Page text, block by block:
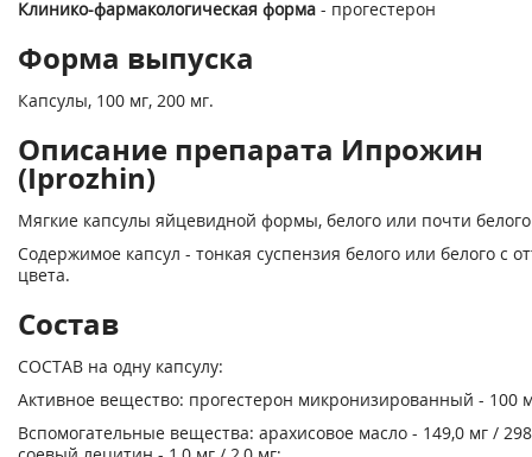
Клинико-фармакологическая форма - прогестерон
Форма выпуска
Капсулы, 100 мг, 200 мг.
Описание препарата Ипрожин
(Iprozhin)
Мягкие капсулы яйцевидной формы, белого или почти
Содержимое капсул - тонкая суспензия белого или белого с
цвета.
Состав
СОСТАВ на одну капсулу:
Активное вещество: прогестерон микронизированный - 100
Вспомогательные вещества: арахисовое масло - 149,0 мг /